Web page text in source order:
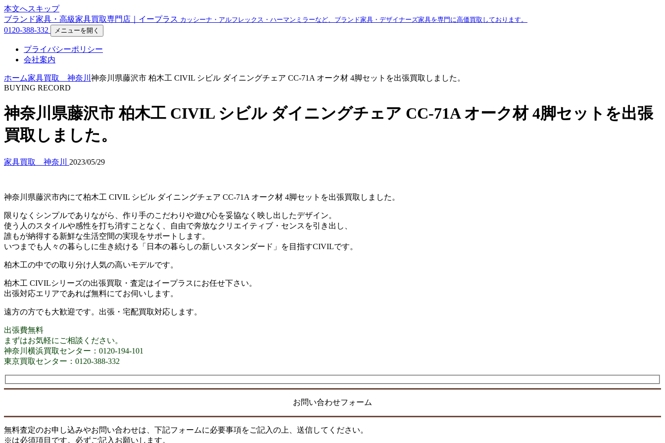
本文へスキップ
ブランド家具・高級家具買取専門店｜イープラス カッシーナ・アルフレックス・ハーマンミラーなど、ブランド家具・デザイナーズ家具を専門に高価買取しております。
0120-388-332 メニューを開く
プライバシーポリシー
会社案内
ホーム家具買取 神奈川 神奈川県藤沢市 柏木工 CIVIL シビル ダイニングチェア CC-71A オーク材 4脚セットを出張買取しました。
BUYING RECORD
神奈川県藤沢市 柏木工 CIVIL シビル ダイニングチェア CC-71A オーク材 4脚セットを出張
買取しました。
家具買取 神奈川 2023/05/29
神奈川県藤沢市内にて柏木工 CIVIL シビル ダイニングチェア CC-71A オーク材 4脚セットを出張買取しました。
限りなくシンプルでありながら、作り手のこだわりや遊び心を妥協なく映し出したデザイン。
使う人のスタイルや感性を打ち消すことなく、自由で奔放なクリエイティブ・センスを引き出し、
誰もが納得する新鮮な生活空間の実現をサポートします。
いつまでも人々の暮らしに生き続ける「日本の暮らしの新しいスタンダード」を目指すCIVILです。
柏木工の中での取り分け人気の高いモデルです。
柏木工 CIVILシリーズの出張買取・査定はイープラスにお任せ下さい。
出張対応エリアであれば無料にてお伺いします。
遠方の方でも大歓迎です。出張・宅配買取対応します。
出張費無料
まずはお気軽にご相談ください。
神奈川横浜買取センター：0120-194-101
東京買取センター：0120-388-332
お問い合わせフォーム
無料査定のお申し込みやお問い合わせは、下記フォームに必要事項をご記入の上、送信してください。
※は必須項目です。必ずご記入お願いします。